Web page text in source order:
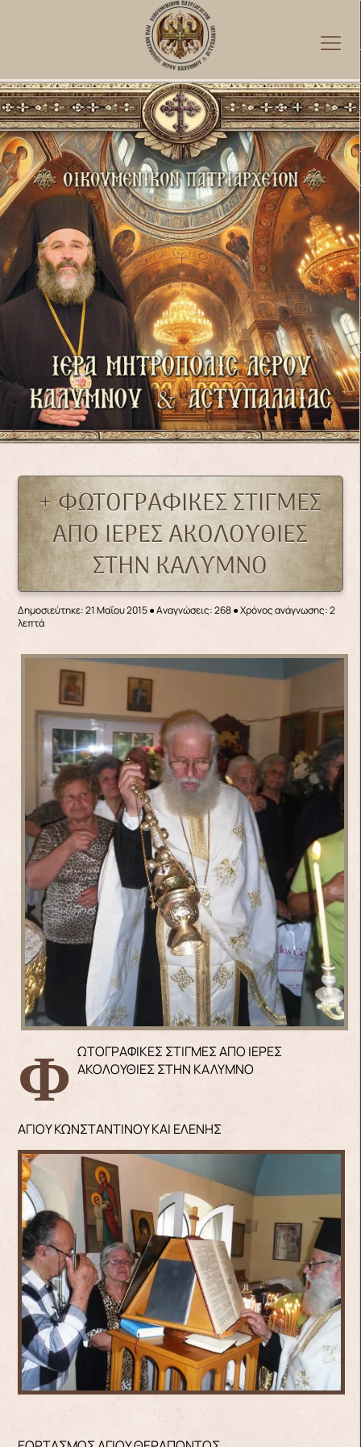
+ ΦΩΤΟΓΡΑΦΙΚΕΣ ΣΤΙΓΜΕΣ
ΑΠΟ ΙΕΡΕΣ ΑΚΟΛΟΥΘΙΕΣ
ΣΤΗΝ ΚΑΛΥΜΝΟ
Δημοσιεύτηκε: 21 Μαΐου 2015●Αναγνώσεις: 268● Χρόνος ανάγνωσης: 2
λεπτά
ΦΩΤΟΓΡΑΦΙΚΕΣ ΣΤΙΓΜΕΣ ΑΠΟ ΙΕΡΕΣ ΑΚΟΛΟΥΘΙΕΣ ΣΤΗΝ ΚΑΛΥΜΝΟ
ΑΓΙΟΥ ΚΩΝΣΤΑΝΤΙΝΟΥ ΚΑΙ ΕΛΕΝΗΣ